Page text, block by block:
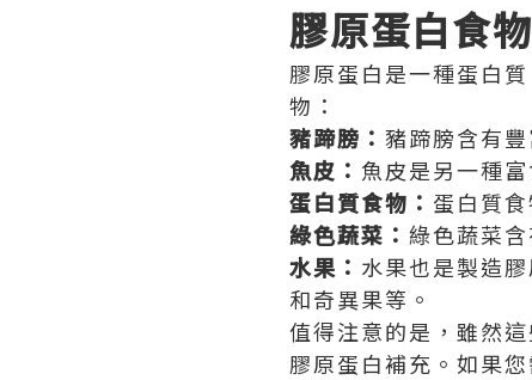
膠原蛋白食物
膠原蛋白是一種蛋白
物：
豬蹄膀： 豬蹄膀含有
魚皮： 魚皮是另一種
蛋白質食物： 蛋白質
綠色蔬菜： 綠色蔬菜
水果： 水果也是製造
和奇異果等。
值得注意的是，雖然
膠原蛋白補充。如果